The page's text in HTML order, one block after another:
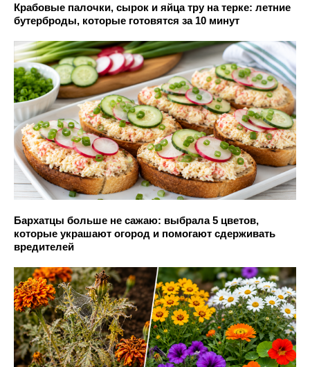
Крабовые палочки, сырок и яйца тру на терке: летние
бутерброды, которые готовятся за 10 минут
Бархатцы больше не сажаю: выбрала 5 цветов,
которые украшают огород и помогают сдерживать
вредителей